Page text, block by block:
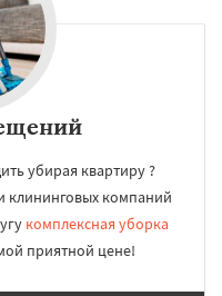
убирая квартиру ?
клининговых компаний
комплексная уборка
приятной цене!